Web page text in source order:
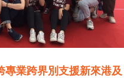
專業跨界別支援新來港及